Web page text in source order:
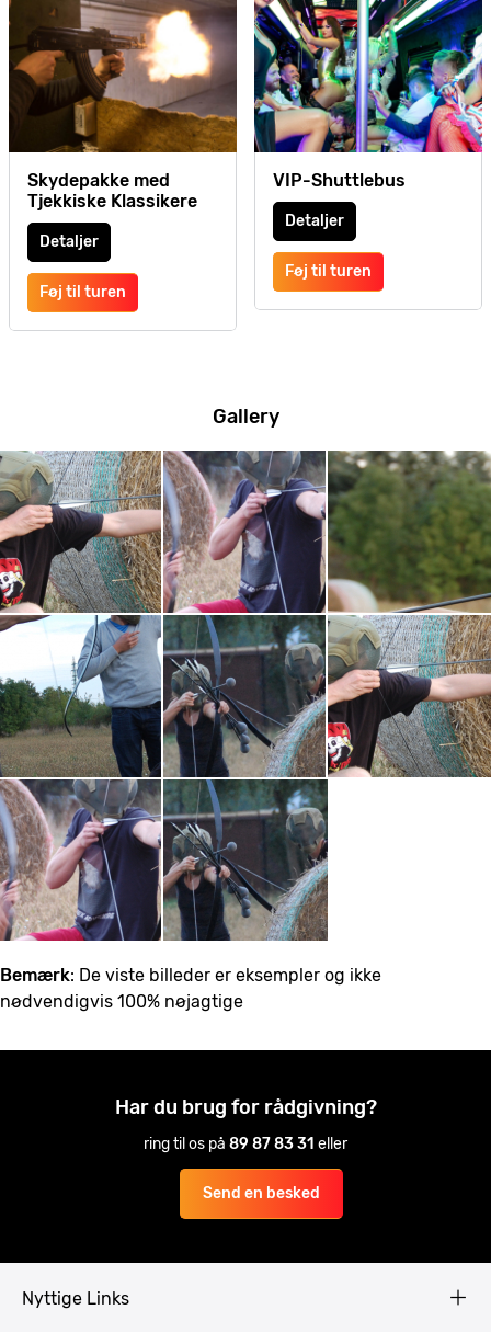
Skydepakke med
Tjekkiske Klassikere
Detaljer
Føj til turen
VIP-Shuttlebus
Detaljer
Føj til turen
Gallery
Bemærk: De viste billeder er eksempler og ikke
nødvendigvis 100% nøjagtige
Har du brug for rådgivning?
ring til os på 89 87 83 31 eller
Send en besked
Nyttige Links